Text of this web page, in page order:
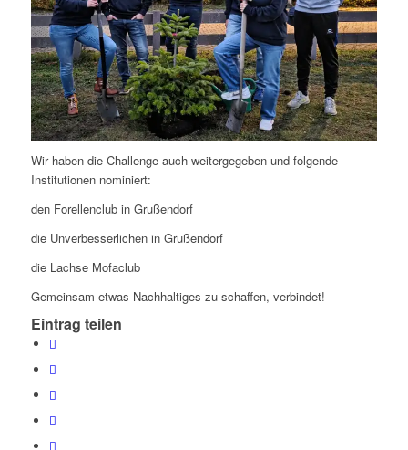
Wir haben die Challenge auch weitergegeben und folgende
Institutionen nominiert:
den Forellenclub in Grußendorf
die Unverbesserlichen in Grußendorf
die Lachse Mofaclub
Gemeinsam etwas Nachhaltiges zu schaffen, verbindet!
Eintrag teilen